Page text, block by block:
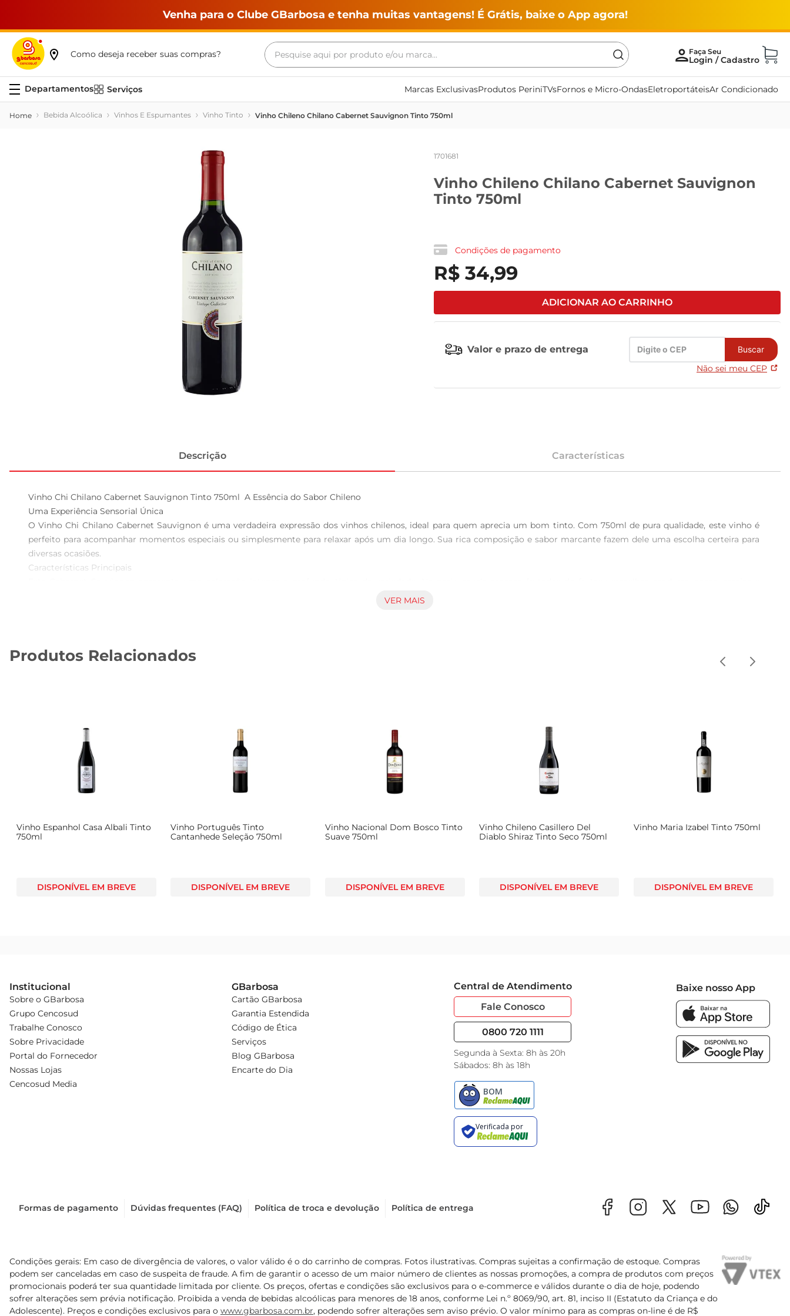
Venha para o Clube GBarbosa e tenha muitas vantagens! É Grátis, baixe o App agora!
Como deseja receber suas compras?
Pesquise aqui por produto e/ou marca...
Serviços Marcas ExclusivasProdutos PeriniTVsFornos e Micro-OndasEletroportáteisAr Condicionado
Bebida Alcoólica Vinhos E Espumantes Vinho Tinto Vinho Chileno Chilano Cabernet Sauvignon Tinto 750ml
1701681
Vinho Chileno Chilano Cabernet Sauvignon
Tinto 750ml
Condições de pagamento
R$ 34,99
ADICIONAR AO CARRINHO
Valor e prazo de entrega Buscar
Não sei meu CEP
Descrição Características
Vinho Chi Chilano Cabernet Sauvignon Tinto 750ml  A Essência do Sabor Chileno
Uma Experiência Sensorial Única
O Vinho Chi Chilano Cabernet Sauvignon é uma verdadeira expressão dos vinhos chilenos, ideal para quem aprecia um bom tinto. Com 750ml de pura qualidade, este vinho é
perfeito para acompanhar momentos especiais ou simplesmente para relaxar após um dia longo. Sua rica composição e sabor marcante fazem dele uma escolha certeira para
diversas ocasiões.
Características Principais
framboesas, acompanhados por sutis notas de especiarias e toques de carvalho. Em boca, é encorpado, com taninos macios e um final persistente que convida a um novo gole. É
antes de servir, permitindo que os aromas se desenvolvam plenamente. Seja em um jantar romântico, uma reunião com amigos ou uma celebração em família, este vinho é a
VER MAIS
Produtos Relacionados
Vinho Espanhol Casa Albali Tinto
750ml
DISPONÍVEL EM BREVE
Vinho Português Tinto
Cantanhede Seleção 750ml
DISPONÍVEL EM BREVE
Vinho Nacional Dom Bosco Tinto
Suave 750ml
DISPONÍVEL EM BREVE
Vinho Chileno Casillero Del
Diablo Shiraz Tinto Seco 750ml
DISPONÍVEL EM BREVE
Vinho Maria Izabel Tinto 750ml
DISPONÍVEL EM BREVE
Institucional
Sobre o GBarbosa
Grupo Cencosud
Trabalhe Conosco
Sobre Privacidade
Portal do Fornecedor
Nossas Lojas
Cencosud Media
GBarbosa
Cartão GBarbosa
Garantia Estendida
Código de Ética
Serviços
Blog GBarbosa
Encarte do Dia
Central de Atendimento
Fale Conosco
0800 720 1111
Segunda à Sexta: 8h às 20h
Sábados: 8h às 18h
Baixe nosso App
Formas de pagamento Dúvidas frequentes (FAQ) Política de troca e devolução Política de entrega
Condições gerais: Em caso de divergência de valores, o valor válido é o do carrinho de compras. Fotos ilustrativas. Compras sujeitas a confirmação de estoque. Compras
podem ser canceladas em caso de suspeita de fraude. A fim de garantir o acesso de um maior número de clientes as nossas promoções, a compra de produtos com preços
promocionais poderá ter sua quantidade limitada por cliente. Os preços, ofertas e condições são exclusivos para o e-commerce e válidos durante o dia de hoje, podendo
sofrer alterações sem prévia notificação. Proibida a venda de bebidas alcoólicas para menores de 18 anos, conforme Lei n.º 8069/90, art. 81, inciso II (Estatuto da Criança e do
Adolescente). Preços e condições exclusivos para o www.gbarbosa.com.br, podendo sofrer alterações sem aviso prévio. O valor mínimo para as compras on-line é de R$
Termos mais buscados
maquina lavar